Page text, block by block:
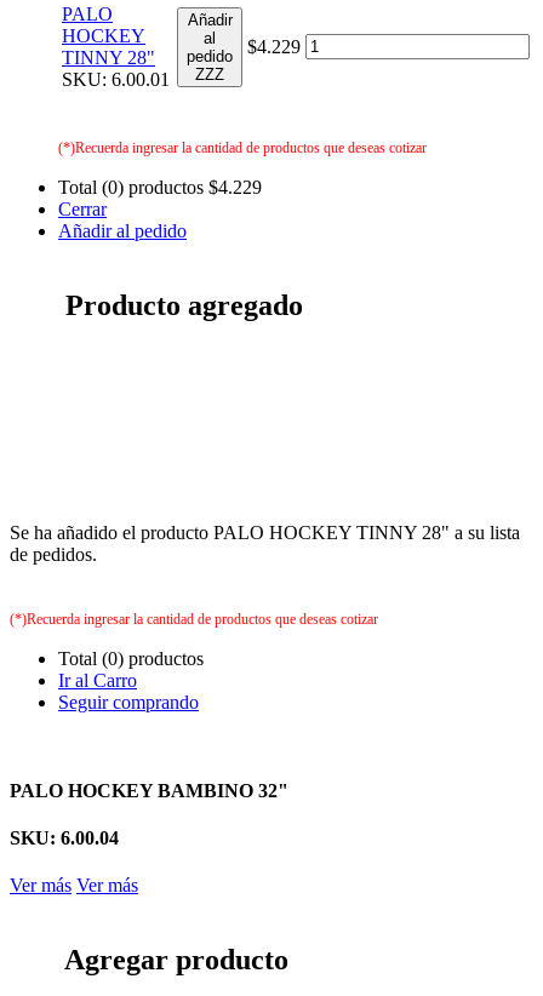
PALO
HOCKEY
TINNY 28"
SKU: 6.00.01
Añadir
al
pedido
ZZZ
$4.229
(*)Recuerda ingresar la cantidad de productos que deseas cotizar
Total (0) productos $4.229
Cerrar
Añadir al pedido
Producto agregado
Se ha añadido el producto PALO HOCKEY TINNY 28" a su lista
de pedidos.
(*)Recuerda ingresar la cantidad de productos que deseas cotizar
Total (0) productos
Ir al Carro
Seguir comprando
PALO HOCKEY BAMBINO 32"
SKU: 6.00.04
Ver más Ver más
Agregar producto